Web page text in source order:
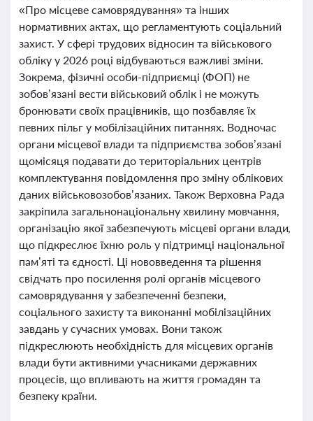
«Про місцеве самоврядування» та інших
нормативних актах, що регламентують соціальний
захист. У сфері трудових відносин та військового
обліку у 2026 році відбуваються важливі зміни.
Зокрема, фізичні особи-підприємці (ФОП) не
зобов’язані вести військовий облік і не можуть
бронювати своїх працівників, що позбавляє їх
певних пільг у мобілізаційних питаннях. Водночас
органи місцевої влади та підприємства зобов’язані
щомісяця подавати до територіальних центрів
комплектування повідомлення про зміну облікових
даних військовозобов’язаних. Також Верховна Рада
закріпила загальнонаціональну хвилину мовчання,
організацію якої забезпечують місцеві органи влади,
що підкреслює їхню роль у підтримці національної
пам’яті та єдності. Ці нововведення та рішення
свідчать про посилення ролі органів місцевого
самоврядування у забезпеченні безпеки,
соціального захисту та виконанні мобілізаційних
завдань у сучасних умовах. Вони також
підкреслюють необхідність для місцевих органів
влади бути активними учасниками державних
процесів, що впливають на життя громадян та
безпеку країни.